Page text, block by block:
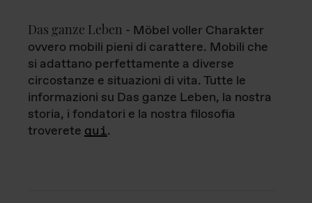
Das ganze Leben - Möbel voller Charakter
ovvero mobili pieni di carattere. Mobili che
si adattano perfettamente a diverse
circostanze e situazioni di vita. Tutte le
informazioni su Das ganze Leben, la nostra
storia, i fondatori e la nostra filosofia
troverete qui.